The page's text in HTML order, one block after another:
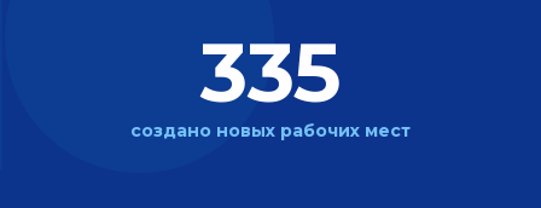
335
создано новых рабочих мест